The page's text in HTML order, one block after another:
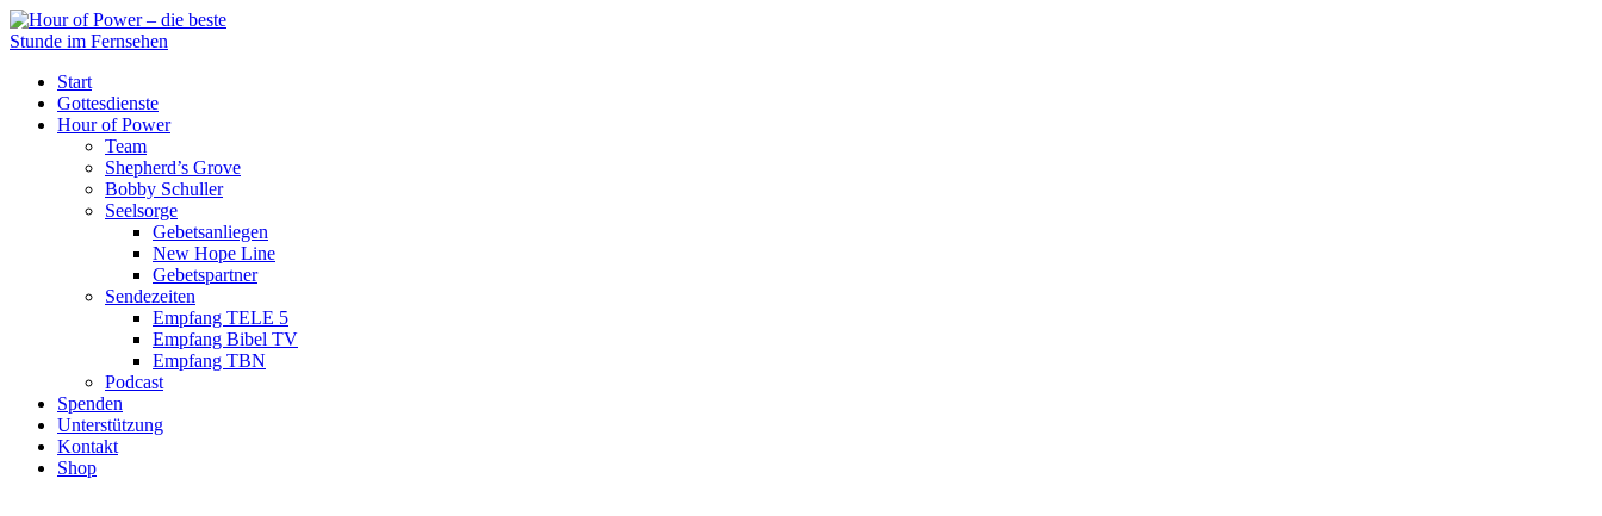
Start
Gottesdienste
Hour of Power
Team
Shepherd’s Grove
Bobby Schuller
Seelsorge
Gebetsanliegen
New Hope Line
Gebetspartner
Sendezeiten
Empfang TELE 5
Empfang Bibel TV
Empfang TBN
Podcast
Spenden
Unterstützung
Kontakt
Shop